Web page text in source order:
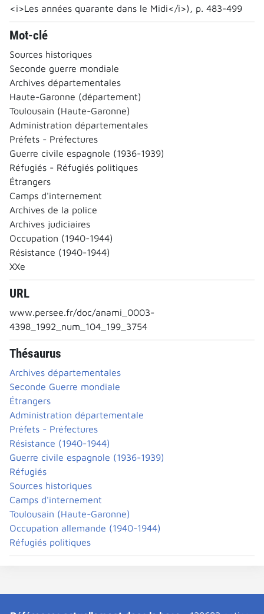
<i>Les années quarante dans le Midi</i>), p. 483-499
Mot-clé
Sources historiques
Seconde guerre mondiale
Archives départementales
Haute-Garonne (département)
Toulousain (Haute-Garonne)
Administration départementales
Préfets - Préfectures
Guerre civile espagnole (1936-1939)
Réfugiés - Réfugiés politiques
Étrangers
Camps d'internement
Archives de la police
Archives judiciaires
Occupation (1940-1944)
Résistance (1940-1944)
XXe
URL
www.persee.fr/doc/anami_0003-
4398_1992_num_104_199_3754
Thésaurus
Archives départementales
Seconde Guerre mondiale
Étrangers
Administration départementale
Préfets - Préfectures
Résistance (1940-1944)
Guerre civile espagnole (1936-1939)
Réfugiés
Sources historiques
Camps d'internement
Toulousain (Haute-Garonne)
Occupation allemande (1940-1944)
Réfugiés politiques